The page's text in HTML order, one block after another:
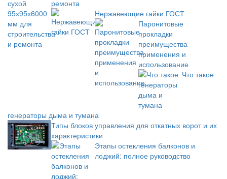
ремонта
Нержавеющие гайки ГОСТ
Паронитовые
прокладки
преимущества
применения и
использование
Что такое
генераторы дыма и тумана
Типы блоков управления для откатных ворот и их
характеристики
Этапы остекления балконов и
лоджий: полное руководство